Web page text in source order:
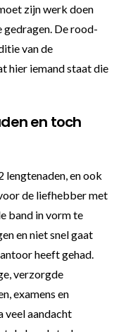
zijn werk doen
gedragen. De rood-
van de
hier iemand staat die
en toch
en ook
de liefhebber met
band in vorm te
en niet snel gaat
heeft gehad.
verzorgde
examens en
veel aandacht